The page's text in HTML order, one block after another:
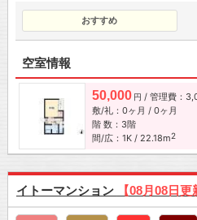
おすすめ
空室情報
50,000 円 / 管理費：
敷/礼：0ヶ月 / 0ヶ月
階 数：3階
間/広：1K / 22.18m2
イトーマンション 【08月08日更